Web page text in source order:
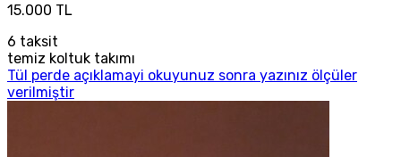
15.000 TL
6 taksit
temiz koltuk takımı
Tül perde açıklamayi okuyunuz sonra yazınız ölçüler
verilmiştir